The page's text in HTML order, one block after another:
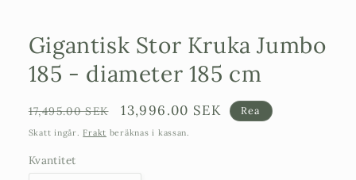
Gigantisk Stor Kruka Jumbo
185 - diameter 185 cm
Ordinarie
pris
17,495.00 SEK Försäljningspris
13,996.00 SEK Rea
Skatt ingår.Frakt beräknas i kassan.
Kvantitet